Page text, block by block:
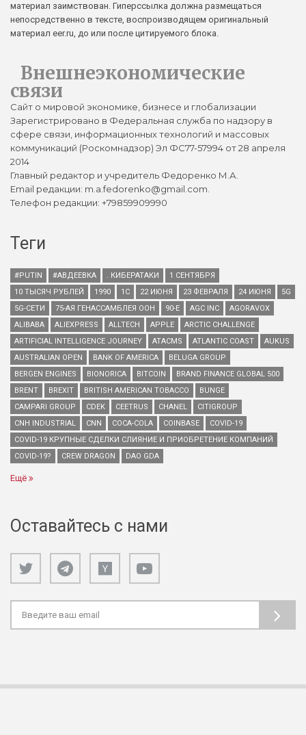
материал заимствован. Гиперссылка должна размещаться
непосредственно в тексте, воспроизводящем оригинальный
материал eer.ru, до или после цитируемого блока.
Внешнеэкономические
связи
Сайт о мировой экономике, бизнесе и глобализации
Зарегистрировано в Федеральная служба по надзору в
сфере связи, информационных технологий и массовых
коммуникаций (Роскомнадзор) Эл ФС77-57994 от 28 апреля
2014
Главный редактор и учредитель Федоренко М.А.
Email редакции: m.a.fedorenko@gmail.com.
Телефон редакции: +79859909990
Теги
#PUTIN #АВДЕЕВКА . КИБЕРАТАКИ
1 СЕНТЯБРЯ
10 ТЫСЯЧ РУБЛЕЙ
1990 1С 22 ИЮНЯ 23 ФЕВРАЛЯ 24 ИЮНЯ
5G
5G-СЕТИ
75-АЯ ГЕНАССАМБЛЕЯ ООН 90-Е AGC INC
AGORAVOX
ALIBABA
ALIEXPRESS ALLTECH APPLE
ARCTIC CHALLENGE
ARTIFICIAL INTELLIGENCE JOURNEY
ATACMS ATLANTIC COAST
AUKUS
AUSTRALIAN OPEN
BANK OF AMERICA
BELUGA GROUP
BERGEN ENGINES
BIONORICA BITCOIN
BRAND FINANCE GLOBAL 500
BRENT
BREXIT BRITISH AMERICAN TOBACCO
BUNGE
CAMPARI GROUP
CDEK CEETRUS CHANEL
CITIGROUP
CNH INDUSTRIAL
CNN COCA-COLA COINBASE
COVID-19
COVID-19 КРУПНЫЕ СДЕЛКИ СЛИЯНИЕ И ПРИОБРЕТЕНИЕ КОМПАНИЙ
COVID-19?
CREW DRAGON DAO GDA
Ещё
Оставайтесь с нами